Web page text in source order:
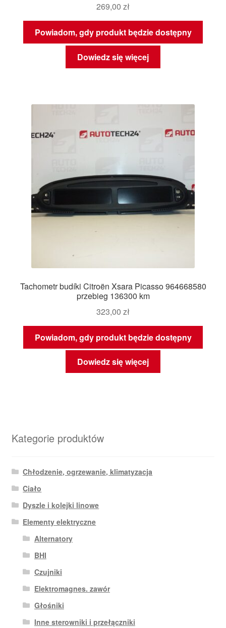
269,00 zł
Powiadom, gdy produkt będzie dostępny
Dowiedz się więcej
Tachometr budíki Citroën Xsara Picasso 964668580
przebieg 136300 km
323,00 zł
Powiadom, gdy produkt będzie dostępny
Dowiedz się więcej
Kategorie produktów
Chłodzenie, ogrzewanie, klimatyzacja
Ciało
Dyszle i kolejki linowe
Elementy elektryczne
Alternatory
BHI
Czujniki
Elektromagnes. zawór
Głośniki
Inne sterowniki i przełączniki